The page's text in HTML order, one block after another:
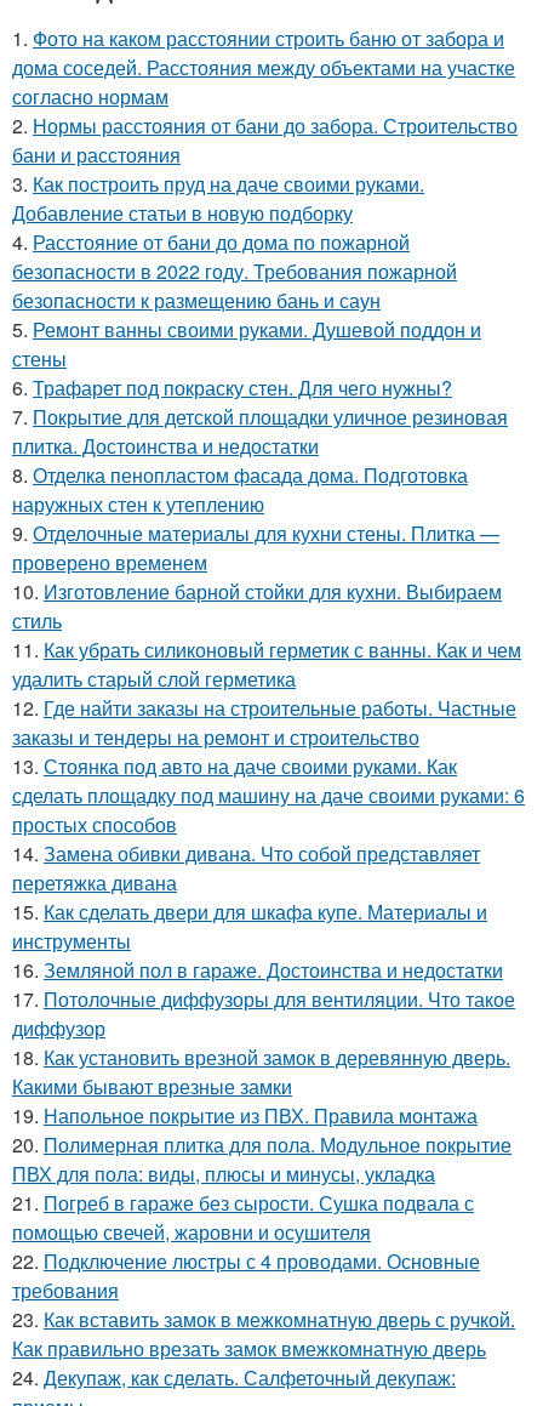
1. Фото на каком расстоянии строить баню от забора и
дома соседей. Расстояния между объектами на участке
согласно нормам
2. Нормы расстояния от бани до забора. Строительство
бани и расстояния
3. Как построить пруд на даче своими руками.
Добавление статьи в новую подборку
4. Расстояние от бани до дома по пожарной
безопасности в 2022 году. Требования пожарной
безопасности к размещению бань и саун
5. Ремонт ванны своими руками. Душевой поддон и
стены
6. Трафарет под покраску стен. Для чего нужны?
7. Покрытие для детской площадки уличное резиновая
плитка. Достоинства и недостатки
8. Отделка пенопластом фасада дома. Подготовка
наружных стен к утеплению
9. Отделочные материалы для кухни стены. Плитка —
проверено временем
10. Изготовление барной стойки для кухни. Выбираем
стиль
11. Как убрать силиконовый герметик с ванны. Как и чем
удалить старый слой герметика
12. Где найти заказы на строительные работы. Частные
заказы и тендеры на ремонт и строительство
13. Стоянка под авто на даче своими руками. Как
сделать площадку под машину на даче своими руками: 6
простых способов
14. Замена обивки дивана. Что собой представляет
перетяжка дивана
15. Как сделать двери для шкафа купе. Материалы и
инструменты
16. Земляной пол в гараже. Достоинства и недостатки
17. Потолочные диффузоры для вентиляции. Что такое
диффузор
18. Как установить врезной замок в деревянную дверь.
Какими бывают врезные замки
19. Напольное покрытие из ПВХ. Правила монтажа
20. Полимерная плитка для пола. Модульное покрытие
ПВХ для пола: виды, плюсы и минусы, укладка
21. Погреб в гараже без сырости. Сушка подвала с
помощью свечей, жаровни и осушителя
22. Подключение люстры с 4 проводами. Основные
требования
23. Как вставить замок в межкомнатную дверь с ручкой.
Как правильно врезать замок вмежкомнатную дверь
24. Декупаж, как сделать. Салфеточный декупаж: